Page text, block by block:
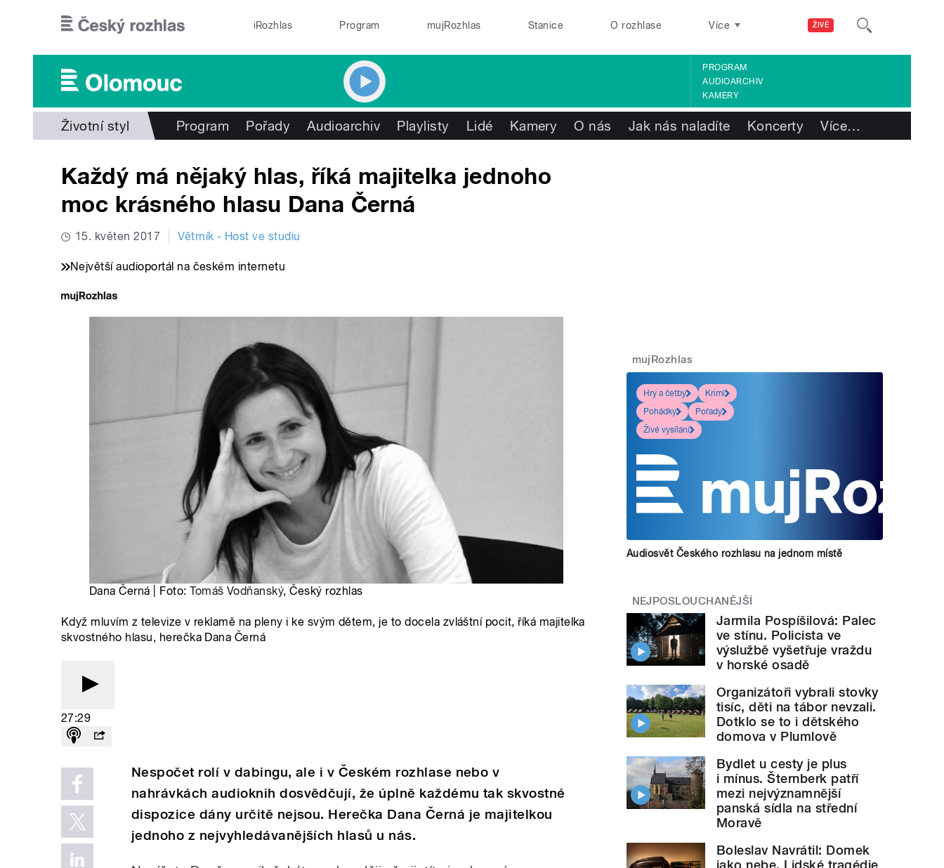
ŽIVĚ
iRozhlas Program mujRozhlas Stanice O rozhlase Více
PROGRAM
AUDIOARCHIV
KAMERY
Životní styl Program Pořady Audioarchiv Playlisty Lidé Kamery O nás Jak nás naladíte Koncerty Více…
Každý má nějaký hlas, říká majitelka jednoho
moc krásného hlasu Dana Černá
15. květen 2017 Větrník - Host ve studiu
Největší audioportál na českém internetu
Dana Černá | Foto:Tomáš Vodňanský, Český rozhlas
Když mluvím z televize v reklamě na pleny i ke svým dětem, je to docela zvláštní pocit, říká majitelka
skvostného hlasu, herečka Dana Černá
27:29
Nespočet rolí v dabingu, ale i v Českém rozhlase nebo v
nahrávkách audioknih dosvědčují, že úplně každému tak skvostné
dispozice dány určitě nejsou. Herečka Dana Černá je majitelkou
jednoho z nejvyhledávanějších hlasů u nás.
mujRozhlas
Hry a četby
Krimi
Pohádky
Pořady
Živé vysílání
Audiosvět Českého rozhlasu na jednom místě
NEJPOSLOUCHANĚJŠÍ
Jarmila Pospíšilová: Palec
ve stínu. Policista ve
výslužbě vyšetřuje vraždu
v horské osadě
Organizátoři vybrali stovky
tisíc, děti na tábor nevzali.
Dotklo se to i dětského
domova v Plumlově
Bydlet u cesty je plus
i mínus. Šternberk patří
mezi nejvýznamnější
panská sídla na střední
Moravě
Boleslav Navrátil: Domek
jako nebe. Lidské tragédie